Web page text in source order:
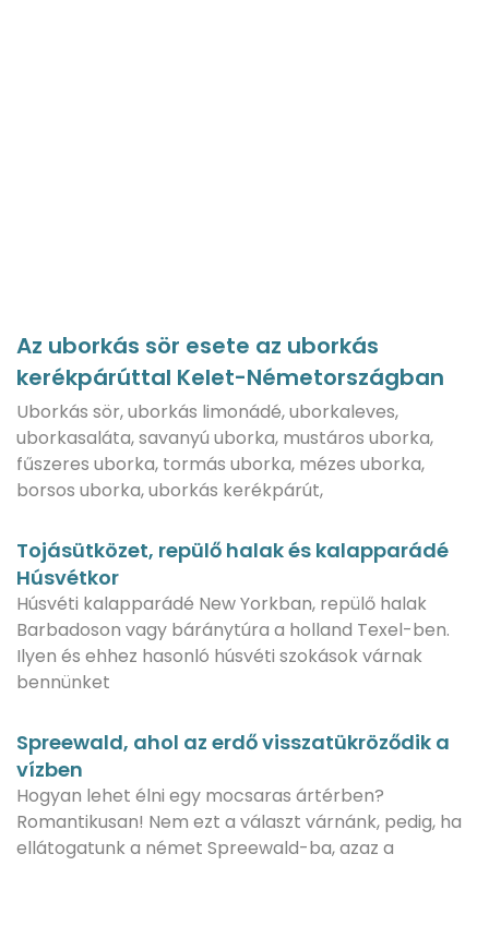
Az uborkás sör esete az uborkás
kerékpárúttal Kelet-Németországban
Uborkás sör, uborkás limonádé, uborkaleves,
uborkasaláta, savanyú uborka, mustáros uborka,
fűszeres uborka, tormás uborka, mézes uborka,
borsos uborka, uborkás kerékpárút,
Tojásütközet, repülő halak és kalapparádé
Húsvétkor
Húsvéti kalapparádé New Yorkban, repülő halak
Barbadoson vagy báránytúra a holland Texel-ben.
Ilyen és ehhez hasonló húsvéti szokások várnak
bennünket
Spreewald, ahol az erdő visszatükröződik a
vízben
Hogyan lehet élni egy mocsaras ártérben?
Romantikusan! Nem ezt a választ várnánk, pedig, ha
ellátogatunk a német Spreewald-ba, azaz a